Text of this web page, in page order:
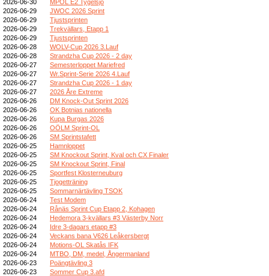
2026-06-30
MPOL E2 Tygelsjö
2026-06-29
JWOC 2026 Sprint
2026-06-29
Tjustsprinten
2026-06-29
Trekvällars, Etapp 1
2026-06-29
Tjustsprinten
2026-06-28
WOLV-Cup 2026 3.Lauf
2026-06-28
Strandzha Cup 2026 - 2 day
2026-06-27
Semesterloppet Mariefred
2026-06-27
Wr.Sprint-Serie 2026 4.Lauf
2026-06-27
Strandzha Cup 2026 - 1 day
2026-06-27
2026 Åre Extreme
2026-06-26
DM Knock-Out Sprint 2026
2026-06-26
OK Botnias nationella
2026-06-26
Kupa Burgas 2026
2026-06-26
OÖLM Sprint-OL
2026-06-26
SM Sprintstafett
2026-06-25
Hamnloppet
2026-06-25
SM Knockout Sprint, Kval och CX Finaler
2026-06-25
SM Knockout Sprint, Final
2026-06-25
Sportfest Klosterneuburg
2026-06-25
Tjogetträning
2026-06-25
Sommarnärtävling TSOK
2026-06-24
Test Modem
2026-06-24
Rånäs Sprint Cup Etapp 2, Kohagen
2026-06-24
Hedemora 3-kvällars #3 Västerby Norr
2026-06-24
Idre 3-dagars etapp #3
2026-06-24
Veckans bana V626 Leåkersbergt
2026-06-24
Motions-OL Skatås IFK
2026-06-24
MTBO, DM, medel, Ångermanland
2026-06-23
Poängtävling 3
2026-06-23
Sommer Cup 3.afd